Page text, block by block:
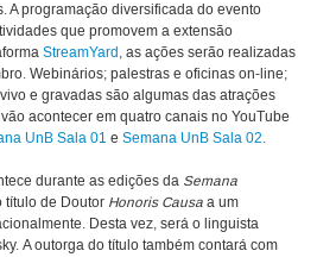
A programação diversificada do evento
que promovem a extensão
StreamYard, as ações serão realizadas
Webinários; palestras e oficinas on-line;
e gravadas são algumas das atrações
acontecer em quatro canais no YouTube
UnB Sala 01 e Semana UnB Sala 02.
durante as edições da Semana
título de Doutor Honoris Causa a um
Desta vez, será o linguista
A outorga do título também contará com